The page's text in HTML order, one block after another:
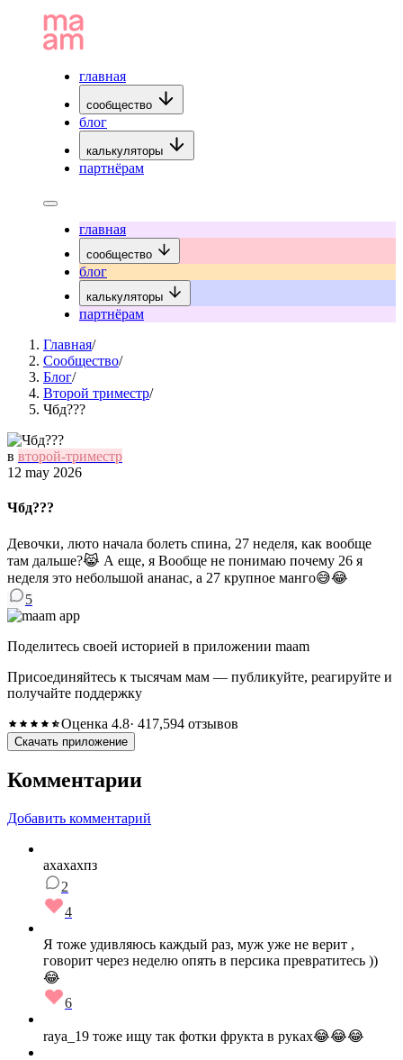
главная
сообщество
блог
калькуляторы
партнёрам
главная
сообщество
блог
калькуляторы
партнёрам
Главная/
Сообщество/
Блог/
Второй триместр/
Чбд???
в второй-триместр
12 may 2026
Чбд???
Девочки, люто начала болеть спина, 27 неделя, как вообще
там дальше?😹 А еще, я Вообще не понимаю почему 26 я
неделя это небольшой ананас, а 27 крупное манго😅😂
5
Поделитесь своей историей в приложении maam
Присоединяйтесь к тысячам мам — публикуйте, реагируйте и
получайте поддержку
Оценка 4.8· 417,594 отзывов
Скачать приложение
Комментарии
Добавить комментарий
ахахахпз
2
4
Я тоже удивляюсь каждый раз, муж уже не верит ,
говорит через неделю опять в персика превратитесь ))
😂
6
raya_19 тоже ищу так фотки фрукта в руках😂😂😂